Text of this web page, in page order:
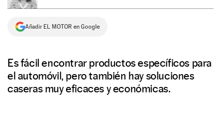
Añadir EL MOTOR en Google
Es fácil encontrar productos específicos para
el automóvil, pero también hay soluciones
caseras muy eficaces y económicas.